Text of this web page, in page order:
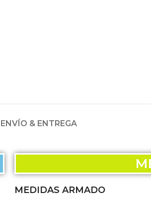
ENVÍO & ENTREGA
MEDIDAS ARMADO